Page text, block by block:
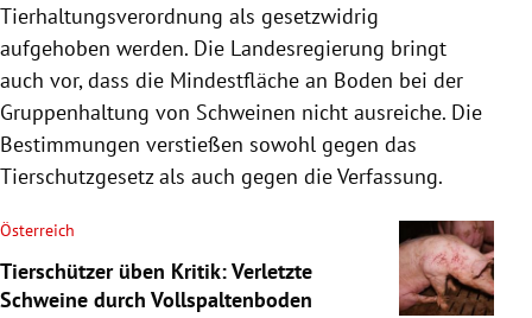
Tierhaltungsverordnung als gesetzwidrig
aufgehoben werden. Die Landesregierung bringt
auch vor, dass die Mindestfläche an Boden bei der
Gruppenhaltung von Schweinen nicht ausreiche. Die
Bestimmungen verstießen sowohl gegen das
Tierschutzgesetz als auch gegen die Verfassung.
Österreich
Tierschützer üben Kritik: Verletzte
Schweine durch Vollspaltenboden